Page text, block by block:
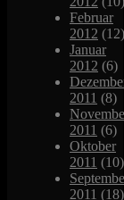
Februar
2012 (12)
Januar
2012 (6)
2011 (8)
2011 (6)
Oktober
2011 (10)
2011 (18)